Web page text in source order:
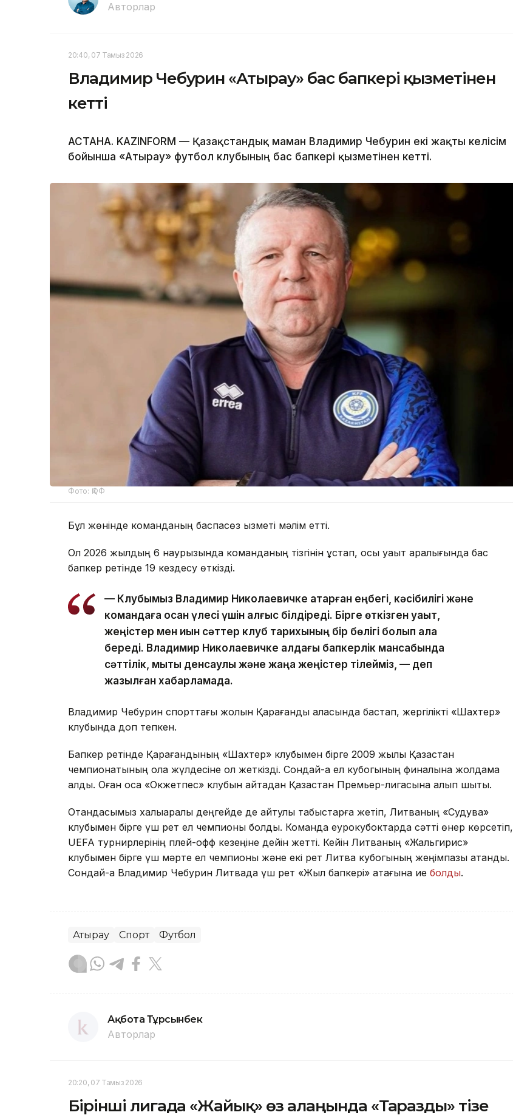
Авторлар
20:40, 07 Тамыз 2026
Владимир Чебурин «Атырау» бас бапкері қызметінен
кетті
АСТАНА. KAZINFORM — Қазақстандық маман Владимир Чебурин екі жақты келісім
бойынша «Атырау» футбол клубының бас бапкері қызметінен кетті.
Фото: ҚФФ
Бұл жөнінде команданың баспасөз қызметі мәлім етті.
Ол 2026 жылдың 6 наурызында команданың тізгінін ұстап, осы уақыт аралығында бас
бапкер ретінде 19 кездесу өткізді.
— Клубымыз Владимир Николаевичке атқарған еңбегі, кәсібилігі және
командаға қосқан үлесі үшін алғыс білдіреді. Бірге өткізген уақыт,
жеңістер мен қиын сәттер клуб тарихының бір бөлігі болып қала
береді. Владимир Николаевичке алдағы бапкерлік мансабында
сәттілік, мықты денсаулық және жаңа жеңістер тілейміз, — деп
жазылған хабарламада.
Владимир Чебурин спорттағы жолын Қарағанды қаласында бастап, жергілікті «Шахтер»
клубында доп тепкен.
Бапкер ретінде Қарағандының «Шахтер» клубымен бірге 2009 жылы Қазақстан
чемпионатының қола жүлдесіне қол жеткізді. Сондай-ақ ел кубогының финалына жолдама
алды. Оған қоса «Окжетпес» клубын қайтадан Қазақстан Премьер-лигасына алып шықты.
Отандасымыз халықаралық деңгейде де айтулы табыстарға жетіп, Литваның «Судува»
клубымен бірге үш рет ел чемпионы болды. Команда еурокубоктарда сәтті өнер көрсетіп,
UEFA турнирлерінің плей-офф кезеңіне дейін жетті. Кейін Литваның «Жальгирис»
клубымен бірге үш мәрте ел чемпионы және екі рет Литва кубогының жеңімпазы атанды.
Сондай-ақ Владимир Чебурин Литвада үш рет «Жыл бапкері» атағына ие болды.
Атырау Спорт Футбол
Ақбота Тұрсынбек
Авторлар
20:20, 07 Тамыз 2026
Бірінші лигада «Жайық» өз алаңында «Таразды» тізе